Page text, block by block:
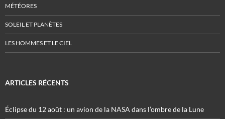
MÉTÉORES
SOLEIL ET PLANÈTES
LES HOMMES ET LE CIEL
ARTICLES RÉCENTS
Éclipse du 12 août : un avion de la NASA dans l’ombre de la Lune